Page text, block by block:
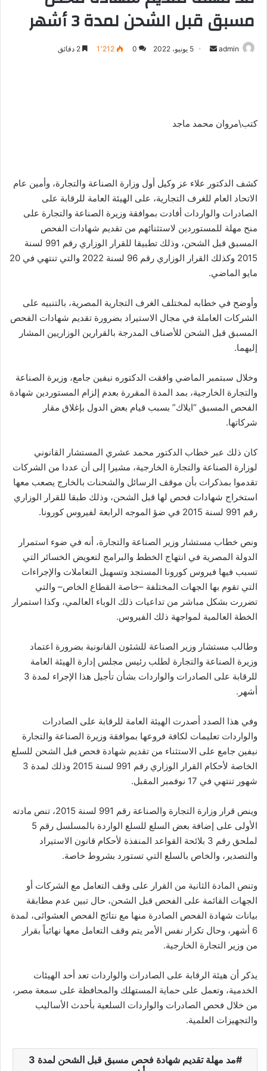
مسبق قبل الشحن لمدة 3 أشهر
admin
ل
ت
ر
و
ي
5 يونيو، 2022 0 1٬212
كتب\مروان محمد ماجد
كشف الدكتور علاء عز وكيل أول وزارة الصناعة والتجارة، وأمين عام
الاتحاد العام للغرف التجارية، على الهيئة العامة للرقابة على
الصادرات والواردات أفادت بموافقة وزيرة الصناعة والتجارة على
منح مهلة للمستوردين لاستثنائهم من تقديم شهادات الفحص
المسبق قبل الشحن، وذلك تطبيقا للقرار الوزاري رقم 991 لسنة
2015 وكذلك القرار الوزاري رقم 96 لسنة 2022 والتي تنتهي في 20
مايو الماضي.
وأوضح في خطابه لمختلف الغرف التجارية المصرية، بالتنبيه على
الشركات العاملة في مجال الاستيراد بضرورة تقديم شهادات الفحص
المسبق قبل الشحن للأصناف المدرجة بالقرارين الوزاريين المشار
إليهما.
وخلال سبتمبر الماضي وافقت الدكتوره نيفين جامع، وزيرة الصناعة
والتجارة الخارجية، بمد المدة المقررة بعدم إلزام المستوردين شهادة
الفحص المسبق “ايلاك” بسبب قيام بعض الدول بإغلاق مقار
شركاتها.
كان ذلك عبر خطاب الدكتور محمد عشري المستشار القانوني
لوزارة الصناعة والتجارة الخارجية، مشيرا إلى أن عددا من الشركات
تقدموا بمذكرات بأن موقف الرسائل والشحنات بالخارج يصعب معها
استخراج شهادات فحص لها قبل الشحن، وذلك طبقا للقرار الوزاري
رقم 991 لسنة 2015 في ضؤ الموجه الرابعة لفيروس كورونا.
ونص خطاب مستشار وزير الصناعة والتجارة، أنه في ضوء استمرار
الدولة المصرية في انتهاج الخطط والبرامج لتعويض الخسائر التي
تسبب فيها فيروس كورونا المستجد وتسهيل التعاملات والإجراءات
التي تقوم بها الجهات المختلفة –خاصة القطاع الخاص– والتي
تضررت بشكل مباشر من تداعيات ذلك الوباء العالمي، وكذا استمرار
الخطة العالمية لمواجهة ذلك الفيروس.
وطالب مستشار وزير الصناعة للشئون القانونية بضرورة اعتماد
وزيرة الصناعة والتجارة لطلب رئيس مجلس إدارة الهيئة العامة
للرقابة على الصادرات والواردات بشأن تأجيل هذا الإجراء لمدة 3
أشهر.
وفي هذا الصدد أصدرت الهيئة العامة للرقابة على الصادرات
والواردات تعليمات لكافة فروعها بموافقة وزيرة الصناعة والتجارة
نيفين جامع على الاستثناء من تقديم شهادة فحص قبل الشحن للسلع
الخاصة لأحكام القرار الوزاري رقم 991 لسنة 2015 وذلك لمدة 3
شهور تنتهي في 17 نوفمبر المقبل.
وينص قرار وزارة التجارة والصناعة رقم 991 لسنة 2015، تنص مادته
الأولى على إضافة بعض السلع للسلع الواردة بالمسلسل رقم 5
لملحق رقم 3 بلائحة القواعد المنفذة لأحكام قانون الاستيراد
والتصدير، والخاص بالسلع التي تستورد بشروط خاصة.
وتنص المادة الثانية من القرار على وقف التعامل مع الشركات أو
الجهات القائمة على الفحص قبل الشحن، حال تبين عدم مطابقة
بيانات شهادة الفحص الصادرة منها مع نتائج الفحص العشوائى، لمدة
6 أشهر، وحال تكرار نفس الأمر يتم وقف التعامل معها نهائياً بقرار
من وزير التجارة الخارجية.
يذكر أن هيئة الرقابة على الصادرات والواردات تعد أحد الهيئات
الخدمية، وتعمل على حماية المستهلك والمحافظة على سمعة مصر،
من خلال فحص الصادرات والواردات السلعية بأحدث الأساليب
والتجهيزات العلمية.
مد مهلة تقديم شهادة فحص مسبق قبل الشحن لمدة 3